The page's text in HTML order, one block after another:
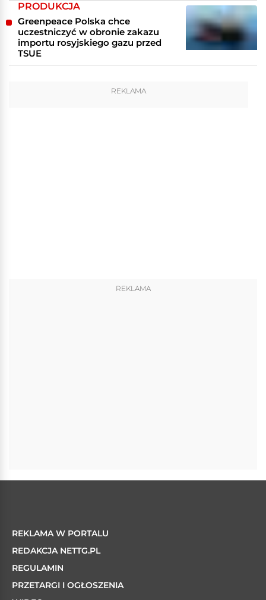
PRODUKCJA
Greenpeace Polska chce
uczestniczyć w obronie zakazu
importu rosyjskiego gazu przed
TSUE
REKLAMA
REKLAMA
REKLAMA W PORTALU
REDAKCJA NETTG.PL
REGULAMIN
PRZETARGI I OGŁOSZENIA